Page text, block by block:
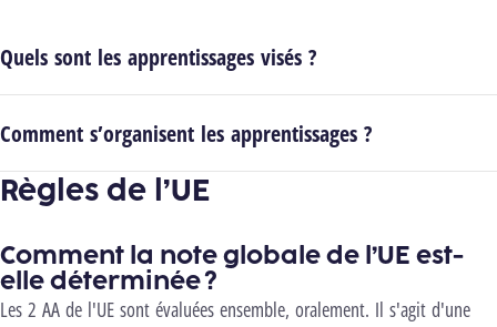
Quels sont les apprentissages visés ?
Comment s’organisent les apprentissages ?
Règles de l’UE
Comment la note globale de l’UE est-
elle déterminée ?
Les 2 AA de l'UE sont évaluées ensemble, oralement. Il s'agit d'une